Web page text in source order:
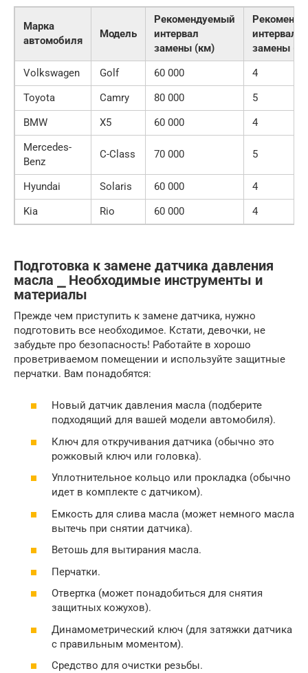
Марка
автомобиля
Модель
Рекомендуемый
интервал
замены (км)
интервал
замены
Volkswagen
Golf 60 000
4
Toyota
Camry 80 000
5
BMW
X5 60 000
4
Mercedes-
Benz
C-Class 70 000 5
Hyundai Solaris 60 000
4
Kia
Rio 60 000 4
Подготовка к замене датчика давления
масла ⎯ Необходимые инструменты и
материалы
Прежде чем приступить к замене датчика, нужно
подготовить все необходимое. Кстати, девочки, не
забудьте про безопасность! Работайте в хорошо
проветриваемом помещении и используйте защитные
перчатки. Вам понадобятся:
Новый датчик давления масла (подберите
подходящий для вашей модели автомобиля).
Ключ для откручивания датчика (обычно это
рожковый ключ или головка).
Уплотнительное кольцо или прокладка (обычно
идет в комплекте с датчиком).
Емкость для слива масла (может немного масла
вытечь при снятии датчика).
Ветошь для вытирания масла.
Перчатки.
Отвертка (может понадобиться для снятия
защитных кожухов).
Динамометрический ключ (для затяжки датчика
с правильным моментом).
Средство для очистки резьбы.